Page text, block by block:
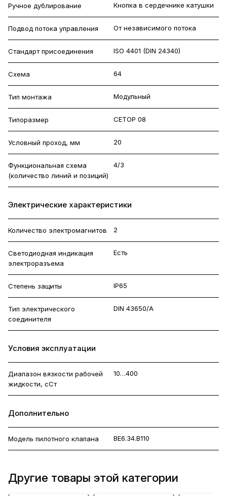
Ручное дублирование Кнопка в сердечнике катушки
Подвод потока управления От независимого потока
Стандарт присоединения ISO 4401 (DIN 24340)
Схема 64
Тип монтажа Модульный
Типоразмер CETOP 08
Условный проход, мм 20
Функциональная схема
(количество линий и позиций)
4/3
Электрические характеристики
Количество электромагнитов 2
Светодиодная индикация
электроразъема
Есть
Степень защиты IP65
Тип электрического
соединителя
DIN 43650/A
Условия эксплуатации
Диапазон вязкости рабочей
жидкости, сСт
10…400
Дополнительно
Модель пилотного клапана ВЕ6.34.В110
Другие товары этой категории